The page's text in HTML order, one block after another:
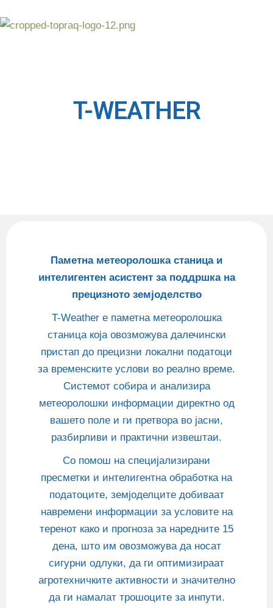
T-WEATHER
Паметна метеоролошка станица и
интелигентен асистент за поддршка на
прецизното земјоделство
T-Weather е паметна метеоролошка
станица која овозможува далечински
пристап до прецизни локални податоци
за временските услови во реално време.
Системот собира и анализира
метеоролошки информации директно од
вашето поле и ги претвора во јасни,
разбирливи и практични извештаи.
Со помош на специјализирани
пресметки и интелигентна обработка на
податоците, земјоделците добиваат
навремени информации за условите на
теренот како и прогноза за наредните 15
дена, што им овозможува да носат
сигурни одлуки, да ги оптимизираат
агротехничките активности и значително
да ги намалат трошоците за инпути.